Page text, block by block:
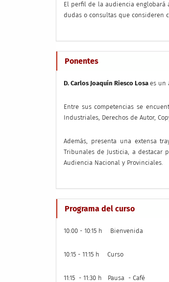
El perfil de la audiencia englobará
dudas o consultas que consideren
Ponentes
D. Carlos Joaquín Riesco Losa es un
Entre sus competencias se
Industriales, Derechos de Autor,
Además, presenta una extensa
Tribunales de Justicia, a destacar
Audiencia Nacional y Provinciales.
Programa del curso
10:00 - 10:15 h Bienvenida
10:15 - 11:15 h Curso
11:15 - 11:30 h Pausa - Café